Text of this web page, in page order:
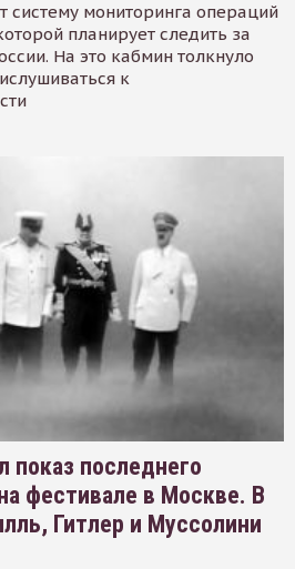
систему мониторинга операций
планирует следить за
На это кабмин толкнуло
к
показ последнего
фестивале в Москве. В
Гитлер и Муссолини